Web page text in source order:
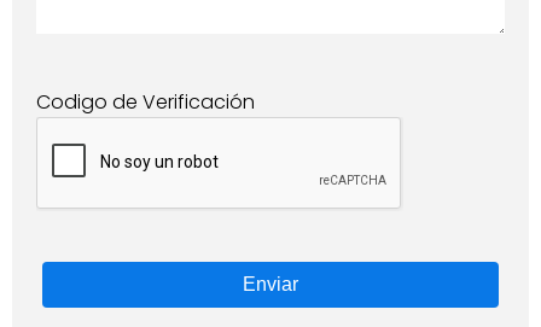
Codigo de Verificación
Enviar